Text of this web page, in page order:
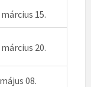
március 15.
március 20.
08.